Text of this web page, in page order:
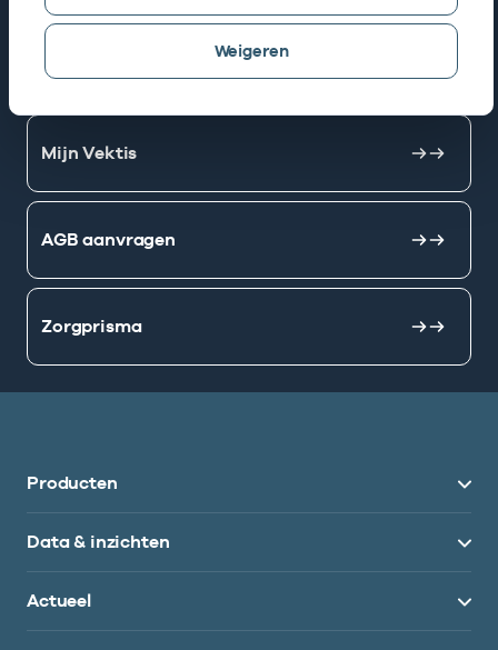
Weigeren
AGB zoeken
Mijn Vektis
AGB aanvragen
Zorgprisma
Producten
Data & inzichten
Actueel